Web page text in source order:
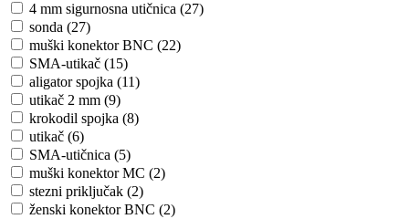
4 mm sigurnosna utičnica (27)
sonda (27)
muški konektor BNC (22)
SMA-utikač (15)
aligator spojka (11)
utikač 2 mm (9)
krokodil spojka (8)
utikač (6)
SMA-utičnica (5)
muški konektor MC (2)
stezni priključak (2)
ženski konektor BNC (2)